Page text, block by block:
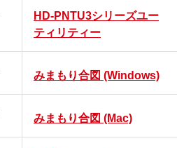
HD-PNTU3シリーズユー
ティリティー
みまもり合図 (Windows)
みまもり合図 (Mac)